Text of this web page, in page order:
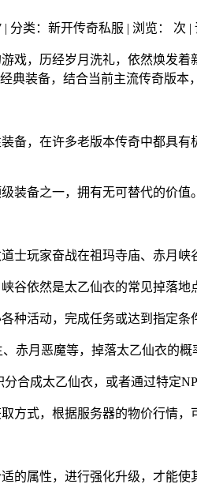
| 分类：新开传奇私服 | 浏览： 次 |
戏，历经岁月洗礼，依然焕发
典装备，结合当前主流传奇版本
备，在许多老版本传奇中都具
装备之一，拥有无可替代的价
士玩家奋战在祖玛寺庙、赤月
谷依然是太乙仙衣的常见掉落
种活动，完成任务或达到指定条
赤月恶魔等，掉落太乙仙衣的概
合成太乙仙衣，或者通过特定
方式，根据服务器的物价行情，
的属性，进行强化升级，才能使